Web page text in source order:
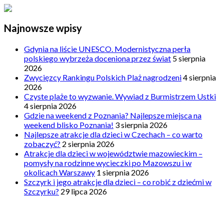
Najnowsze wpisy
Gdynia na liście UNESCO. Modernistyczna perła
polskiego wybrzeża doceniona przez świat 5 sierpnia
2026
Zwycięzcy Rankingu Polskich Plaż nagrodzeni4 sierpnia
2026
Czyste plaże to wyzwanie. Wywiad z Burmistrzem Ustki
4 sierpnia 2026
Gdzie na weekend z Poznania? Najlepsze miejsca na
weekend blisko Poznania! 3 sierpnia 2026
Najlepsze atrakcje dla dzieci w Czechach – co warto
zobaczyć? 2 sierpnia 2026
Atrakcje dla dzieci w województwie mazowieckim –
pomysły na rodzinne wycieczki po Mazowszu i w
okolicach Warszawy 1 sierpnia 2026
Szczyrk i jego atrakcje dla dzieci – co robić z dziećmi w
Szczyrku? 29 lipca 2026